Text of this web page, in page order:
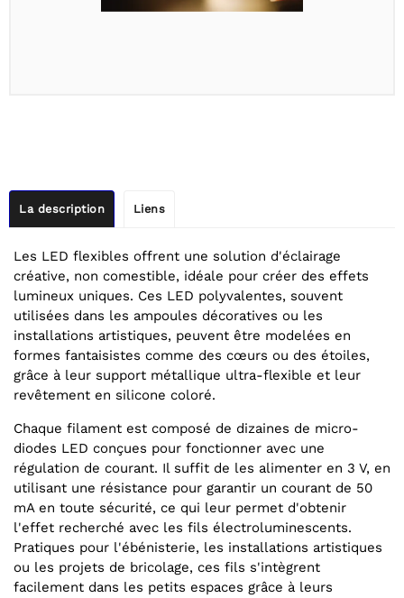
La description Liens
Les LED flexibles offrent une solution d'éclairage
créative, non comestible, idéale pour créer des effets
lumineux uniques. Ces LED polyvalentes, souvent
utilisées dans les ampoules décoratives ou les
installations artistiques, peuvent être modelées en
formes fantaisistes comme des cœurs ou des étoiles,
grâce à leur support métallique ultra-flexible et leur
revêtement en silicone coloré.
Chaque filament est composé de dizaines de micro-
diodes LED conçues pour fonctionner avec une
régulation de courant. Il suffit de les alimenter en 3 V, en
utilisant une résistance pour garantir un courant de 50
mA en toute sécurité, ce qui leur permet d'obtenir
l'effet recherché avec les fils électroluminescents.
Pratiques pour l'ébénisterie, les installations artistiques
ou les projets de bricolage, ces fils s'intègrent
facilement dans les petits espaces grâce à leurs